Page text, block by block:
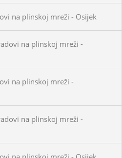
na plinskoj mreži - Osijek
na plinskoj mreži -
na plinskoj mreži -
na plinskoj mreži -